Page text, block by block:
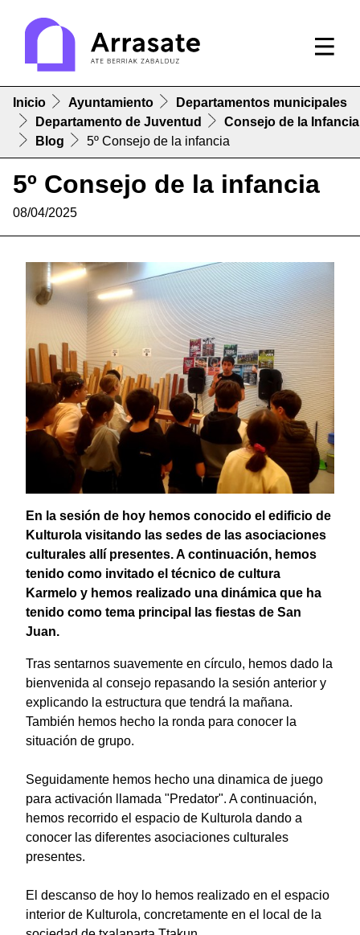
Inicio Ayuntamiento
Departamentos municipales
Departamento de Juventud
Consejo de la Infancia
Blog
5º Consejo de la infancia
5º Consejo de la infancia
08/04/2025
En la sesión de hoy hemos conocido el edificio de
Kulturola visitando las sedes de las asociaciones
culturales allí presentes. A continuación, hemos
tenido como invitado el técnico de cultura
Karmelo y hemos realizado una dinámica que ha
tenido como tema principal las fiestas de San
Juan.
Tras sentarnos suavemente en círculo, hemos dado la
bienvenida al consejo repasando la sesión anterior y
explicando la estructura que tendrá la mañana.
También hemos hecho la ronda para conocer la
situación de grupo.
Seguidamente hemos hecho una dinamica de juego
para activación llamada "Predator". A continuación,
hemos recorrido el espacio de Kulturola dando a
conocer las diferentes asociaciones culturales
presentes.
El descanso de hoy lo hemos realizado en el espacio
interior de Kulturola, concretamente en el local de la